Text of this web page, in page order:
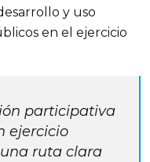
y uso
en el ejercicio
participativa
ejercicio
ruta clara